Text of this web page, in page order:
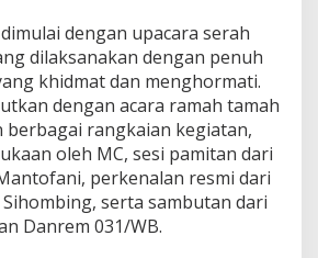
dengan upacara serah
dilaksanakan dengan penuh
khidmat dan menghormati.
dengan acara ramah tamah
berbagai rangkaian kegiatan,
oleh MC, sesi pamitan dari
perkenalan resmi dari
serta sambutan dari
Danrem 031/WB.